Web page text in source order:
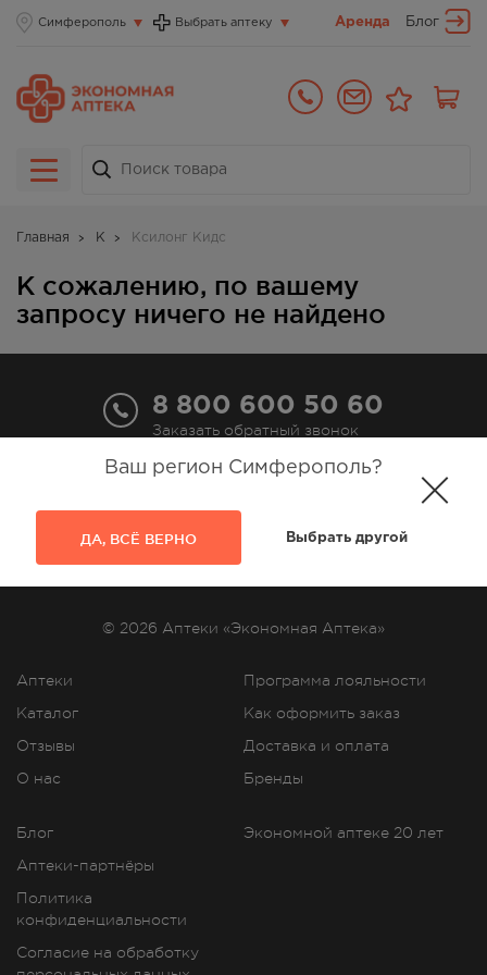
Симферополь
Ваш регион Симферополь?
ДА, ВСЁ ВЕРНО Выбрать другой
Выбрать аптеку Аренда Блог
Главная К Ксилонг Кидс
К сожалению, по вашему
запросу ничего не найдено
8 800 600 50 60
Заказать обратный звонок
Аптеки
Каталог
Отзывы
О нас
Программа лояльности
Как оформить заказ
Доставка и оплата
Бренды
Блог
Аптеки-партнёры
Политика
конфиденциальности
Согласие на обработку
Экономной аптеке 20 лет
© 2026 Аптеки «Экономная Аптека»